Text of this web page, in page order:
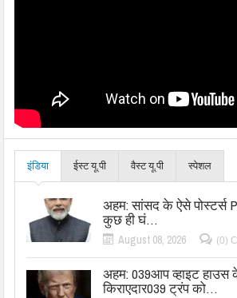
इंडिया ईस्ट यू.पी वैस्ट यू.पी स्पेशल
अहम: सांसद के ऐसे पोस्टर्स
कुछ ही घं…
August 08, 2026 (0)
अहम: 039आप व्हाइट हाउस
किराएदार039 ट्रंप को…